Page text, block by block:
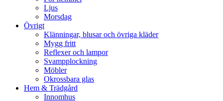
Ljus
Morsdag
Övrigt
Klänningar, blusar och övriga kläder
Mygg fritt
Reflexer och lampor
Svampplockning
Möbler
Okrossbara glas
Hem & Trädgård
Innomhus